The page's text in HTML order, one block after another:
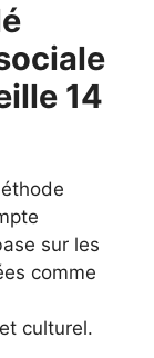
14
sur les
comme
culturel.